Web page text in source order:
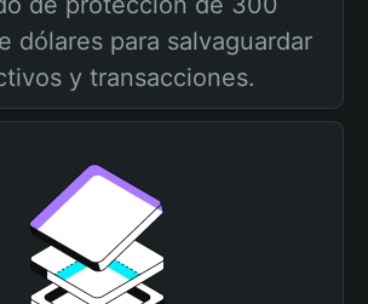
dólares para salvaguardar
y transacciones.